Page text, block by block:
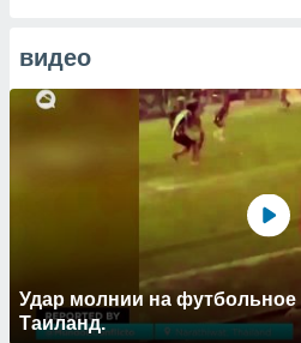
видео
Удар молнии на футбольное
Таиланд.